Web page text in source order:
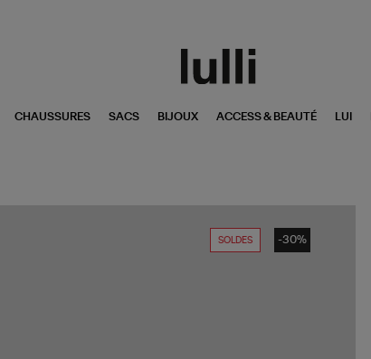
CHAUSSURES SACS BIJOUX ACCESS & BEAUTÉ LUI
SOLDES -30%